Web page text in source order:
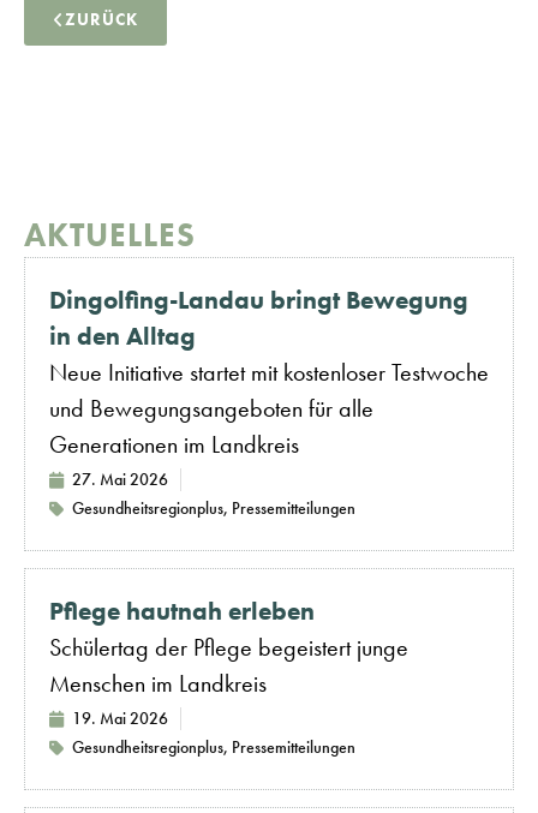
ZURÜCK
AKTUELLES
Dingolfing-Landau bringt Bewegung
in den Alltag
Neue Initiative startet mit kostenloser Testwoche
und Bewegungsangeboten für alle
Generationen im Landkreis
27. Mai 2026
Gesundheitsregionplus, Pressemitteilungen
Pflege hautnah erleben
Schülertag der Pflege begeistert junge
Menschen im Landkreis
19. Mai 2026
Gesundheitsregionplus, Pressemitteilungen